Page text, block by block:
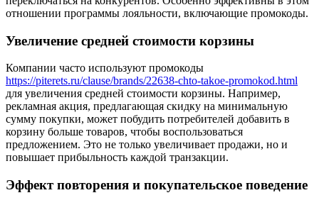
отношении программы лояльности, включающие промокоды.
Увеличение средней стоимости корзины
Компании часто используют промокоды
https://piterets.ru/clause/brands/22638-chto-takoe-promokod.html
для увеличения средней стоимости корзины. Например,
рекламная акция, предлагающая скидку на минимальную
сумму покупки, может побудить потребителей добавить в
корзину больше товаров, чтобы воспользоваться
предложением. Это не только увеличивает продажи, но и
повышает прибыльность каждой транзакции.
Эффект повторения и покупательское поведение